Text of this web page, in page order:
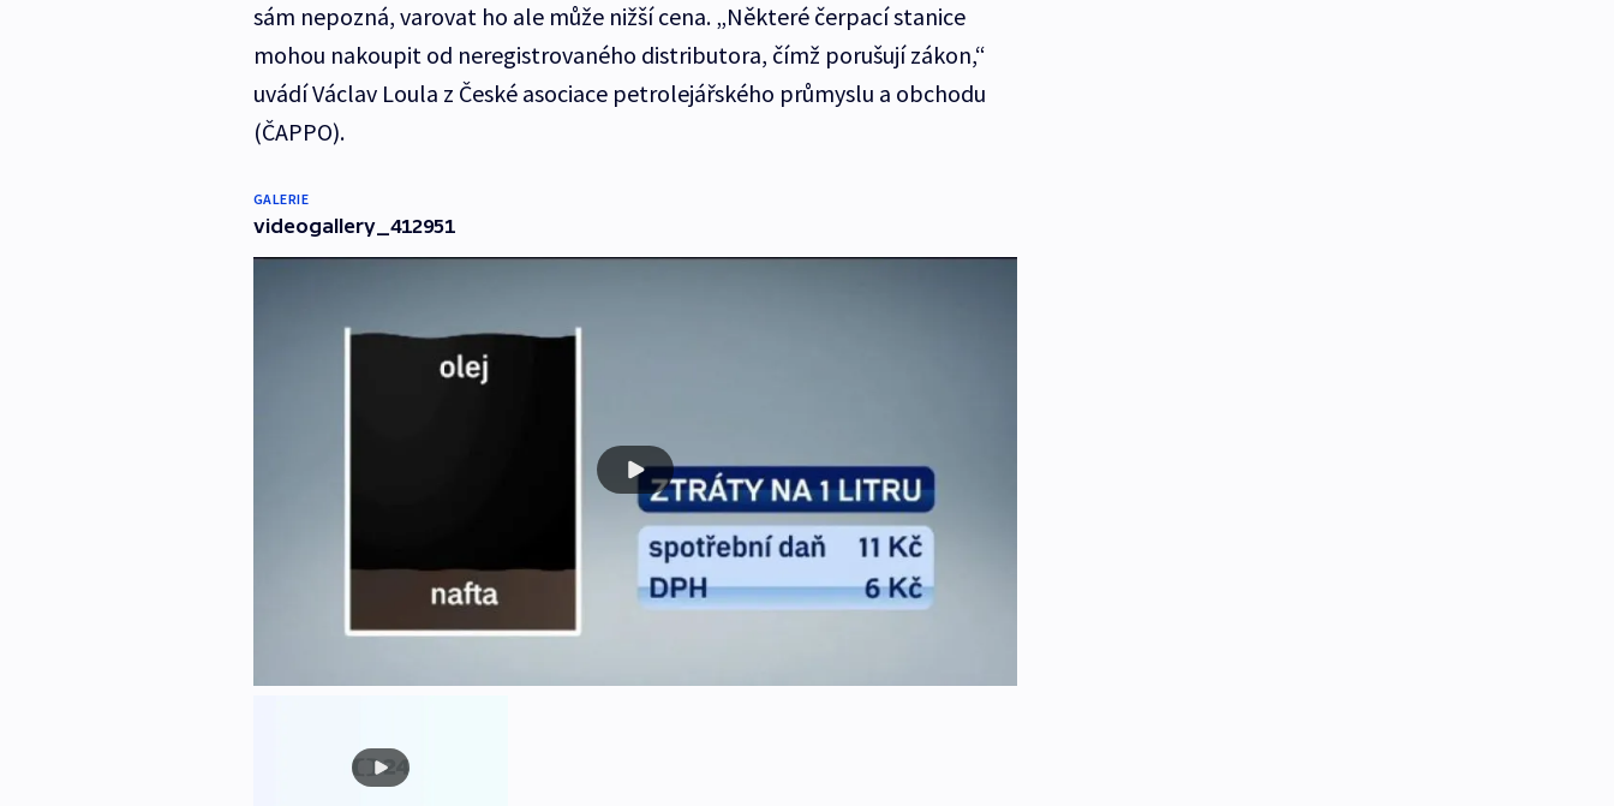
sám nepozná, varovat ho ale může nižší cena. „Některé čerpací stanice
mohou nakoupit od neregistrovaného distributora, čímž porušují zákon,“
uvádí Václav Loula z České asociace petrolejářského průmyslu a obchodu
(ČAPPO).
GALERIE
videogallery_412951